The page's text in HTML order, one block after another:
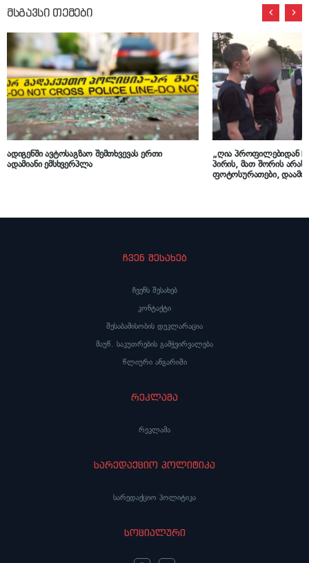
მსგავსი თემები
ადიგენში ავტოსაგზაო შემთხვევას ერთი
ადამიანი ემსხვერპლა
„ღია პროფილებიდან
პირის, მათ შორის
ფოტოსურათები,
ჩვენ შესახებ
ჩვენს შესახებ
კონტაქტი
შესაბამისობის დეკლარაცია
მაუწ. საკუთრების გამჭვირვალება
წლიური ანგარიში
რეკლამა
რეკლამა
სარედაქციო პოლიტიკა
სარედაქციო პოლიტიკა
სოციალური